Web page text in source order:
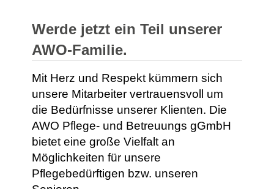
Werde jetzt ein Teil unserer
AWO-Familie.
Mit Herz und Respekt kümmern sich
unsere Mitarbeiter vertrauensvoll um
die Bedürfnisse unserer Klienten. Die
AWO Pflege- und Betreuungs gGmbH
bietet eine große Vielfalt an
Möglichkeiten für unsere
Pflegebedürftigen bzw. unseren